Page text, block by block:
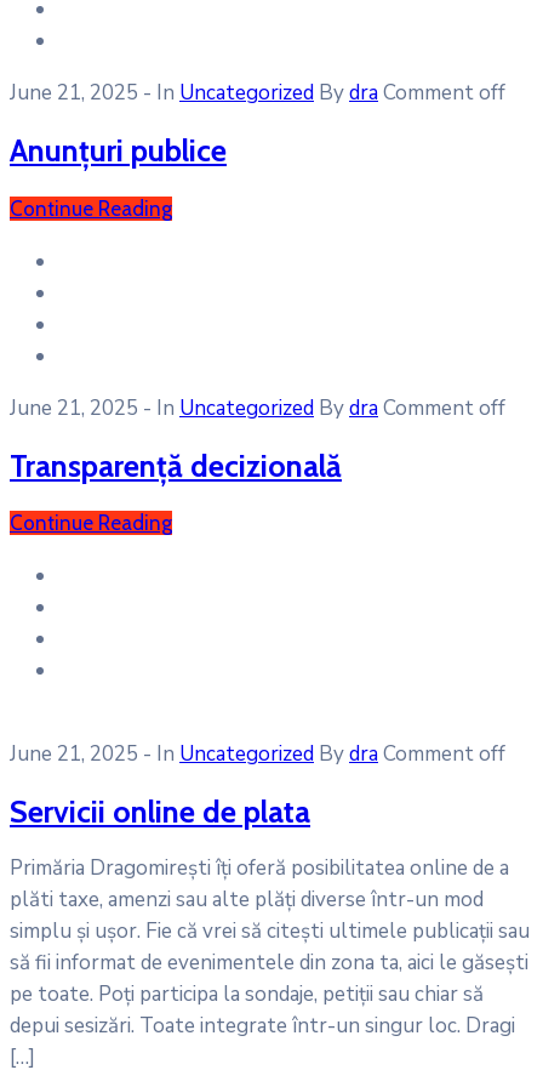
June 21, 2025 - In Uncategorized BydraComment off
Anunțuri publice
Continue Reading
June 21, 2025 - In Uncategorized BydraComment off
Transparență decizională
Continue Reading
June 21, 2025 - In Uncategorized BydraComment off
Servicii online de plata
Primăria Dragomirești îți oferă posibilitatea online de a
plăti taxe, amenzi sau alte plăți diverse într-un mod
simplu și ușor. Fie că vrei să citești ultimele publicații sau
să fii informat de evenimentele din zona ta, aici le găsești
pe toate. Poți participa la sondaje, petiții sau chiar să
depui sesizări. Toate integrate într-un singur loc. Dragi
[…]